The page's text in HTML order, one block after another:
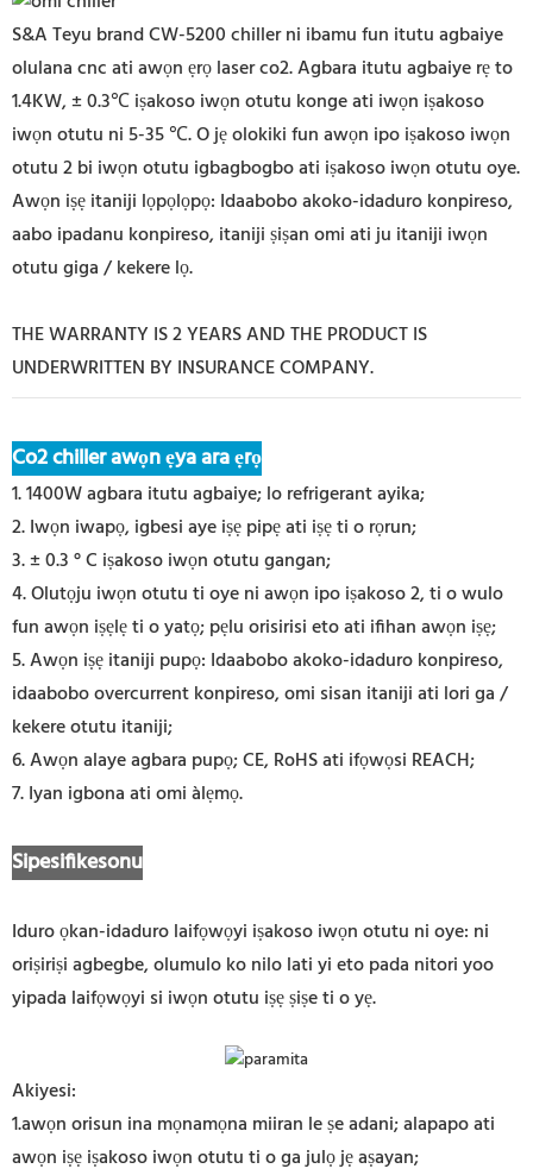
S&A Teyu brand CW-5200 chiller ni ibamu fun itutu agbaiye
olulana cnc ati awọn ẹrọ laser co2. Agbara itutu agbaiye rẹ to
1.4KW, ± 0.3℃ iṣakoso iwọn otutu konge ati iwọn iṣakoso
iwọn otutu ni 5-35 ℃. O jẹ olokiki fun awọn ipo iṣakoso iwọn
otutu 2 bi iwọn otutu igbagbogbo ati iṣakoso iwọn otutu oye.
Awọn iṣẹ itaniji lọpọlọpọ: Idaabobo akoko-idaduro konpireso,
aabo ipadanu konpireso, itaniji ṣiṣan omi ati ju itaniji iwọn
otutu giga / kekere lọ.
THE WARRANTY IS 2 YEARS AND THE PRODUCT IS
UNDERWRITTEN BY INSURANCE COMPANY.
Co2 chiller awọn ẹya ara ẹrọ
1. 1400W agbara itutu agbaiye; lo refrigerant ayika;
2. Iwọn iwapọ, igbesi aye iṣẹ pipẹ ati iṣẹ ti o rọrun;
3. ± 0.3 ° C iṣakoso iwọn otutu gangan;
4. Olutọju iwọn otutu ti oye ni awọn ipo iṣakoso 2, ti o wulo
fun awọn iṣẹlẹ ti o yatọ; pẹlu orisirisi eto ati ifihan awọn iṣẹ;
5. Awọn iṣẹ itaniji pupọ: Idaabobo akoko-idaduro konpireso,
idaabobo overcurrent konpireso, omi sisan itaniji ati lori ga /
kekere otutu itaniji;
6. Awọn alaye agbara pupọ; CE, RoHS ati ifọwọsi REACH;
7. Iyan igbona ati omi àlẹmọ.
Sipesifikesonu
Iduro ọkan-idaduro laifọwọyi iṣakoso iwọn otutu ni oye: ni
oriṣiriṣi agbegbe, olumulo ko nilo lati yi eto pada nitori yoo
yipada laifọwọyi si iwọn otutu iṣẹ ṣiṣe ti o yẹ.
Akiyesi:
1.awọn orisun ina mọnamọna miiran le ṣe adani; alapapo ati
awọn iṣẹ iṣakoso iwọn otutu ti o ga julọ jẹ aṣayan;